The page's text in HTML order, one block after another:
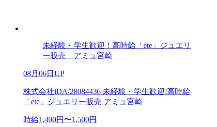
未経験・学生歓迎！高時給「ete」ジュエリ
ー販売 アミュ宮崎
08月06日UP
株式会社iDA/28084436 未経験・学生歓迎!高時給
「ete」ジュエリー販売 アミュ宮崎
時給1,400円〜1,500円